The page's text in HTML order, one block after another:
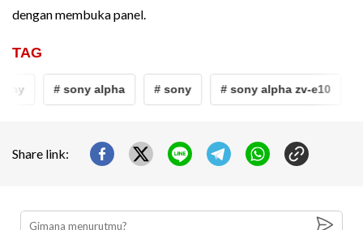
dengan membuka panel.
TAG
# sony alpha # sony # sony alpha zv-e10
Share link: